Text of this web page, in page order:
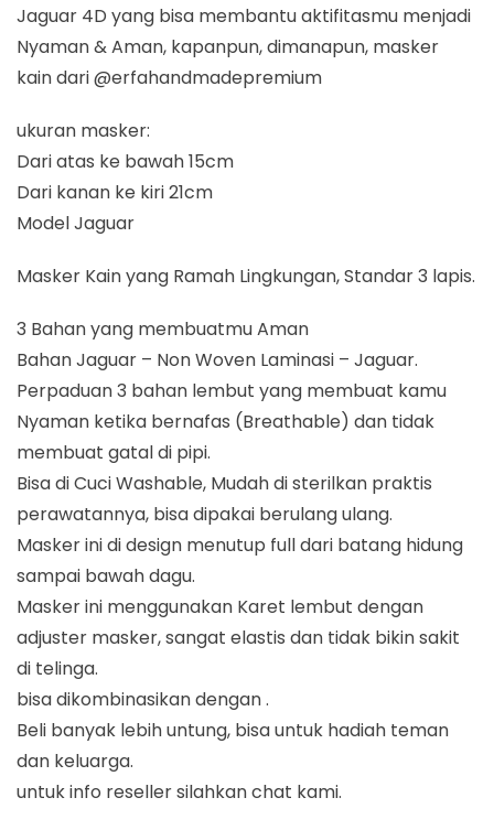
Jaguar 4D yang bisa membantu aktifitasmu menjadi
Nyaman & Aman, kapanpun, dimanapun, masker
kain dari @erfahandmadepremium
ukuran masker:
Dari atas ke bawah 15cm
Dari kanan ke kiri 21cm
Model Jaguar
Masker Kain yang Ramah Lingkungan, Standar 3 lapis.
3 Bahan yang membuatmu Aman
Bahan Jaguar – Non Woven Laminasi – Jaguar.
Perpaduan 3 bahan lembut yang membuat kamu
Nyaman ketika bernafas (Breathable) dan tidak
membuat gatal di pipi.
Bisa di Cuci Washable, Mudah di sterilkan praktis
perawatannya, bisa dipakai berulang ulang.
Masker ini di design menutup full dari batang hidung
sampai bawah dagu.
Masker ini menggunakan Karet lembut dengan
adjuster masker, sangat elastis dan tidak bikin sakit
di telinga.
bisa dikombinasikan dengan .
Beli banyak lebih untung, bisa untuk hadiah teman
dan keluarga.
untuk info reseller silahkan chat kami.